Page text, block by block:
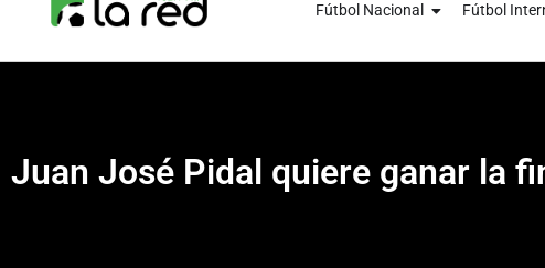
Fútbol Nacional Fútbol
Juan José Pidal quiere ganar la